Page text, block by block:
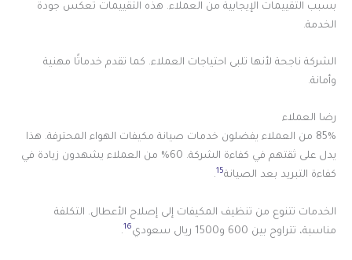
بسبب التقييمات الإيجابية من العملاء. هذه التقييمات تعكس جودة
الخدمة.
الشركة ناجحة لأنها تلبى احتياجات العملاء. كما تقدم خدماتًا مهنية
وأمانة.
رضا العملاء
85% من العملاء يفضلون خدمات صيانة مكيفات الهواء المحترفة. هذا
يدل على ثقتهم في كفاءة الشركة. 60% من العملاء يشهدون زيادة في
كفاءة التبريد بعد الصيانة15
.
الخدمات تتنوع من تنظيف المكيفات إلى إصلاح الأعطال. التكلفة
مناسبة، تتراوح بين 600 و1500 ريال سعودي
16
.